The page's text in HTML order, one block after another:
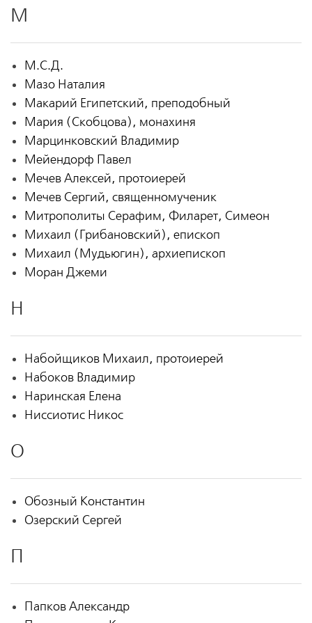
М
М.С.Д.
Мазо Наталия
Макарий Египетский, преподобный
Мария (Скобцова), монахиня
Марцинковский Владимир
Мейендорф Павел
Мечев Алексей, протоиерей
Мечев Сергий, священномученик
Митрополиты Серафим, Филарет, Симеон
Михаил (Грибановский), епископ
Михаил (Мудьюгин), архиепископ
Моран Джеми
Н
Набойщиков Михаил, протоиерей
Набоков Владимир
Наринская Елена
Ниссиотис Никос
О
Обозный Константин
Озерский Сергей
П
Папков Александр